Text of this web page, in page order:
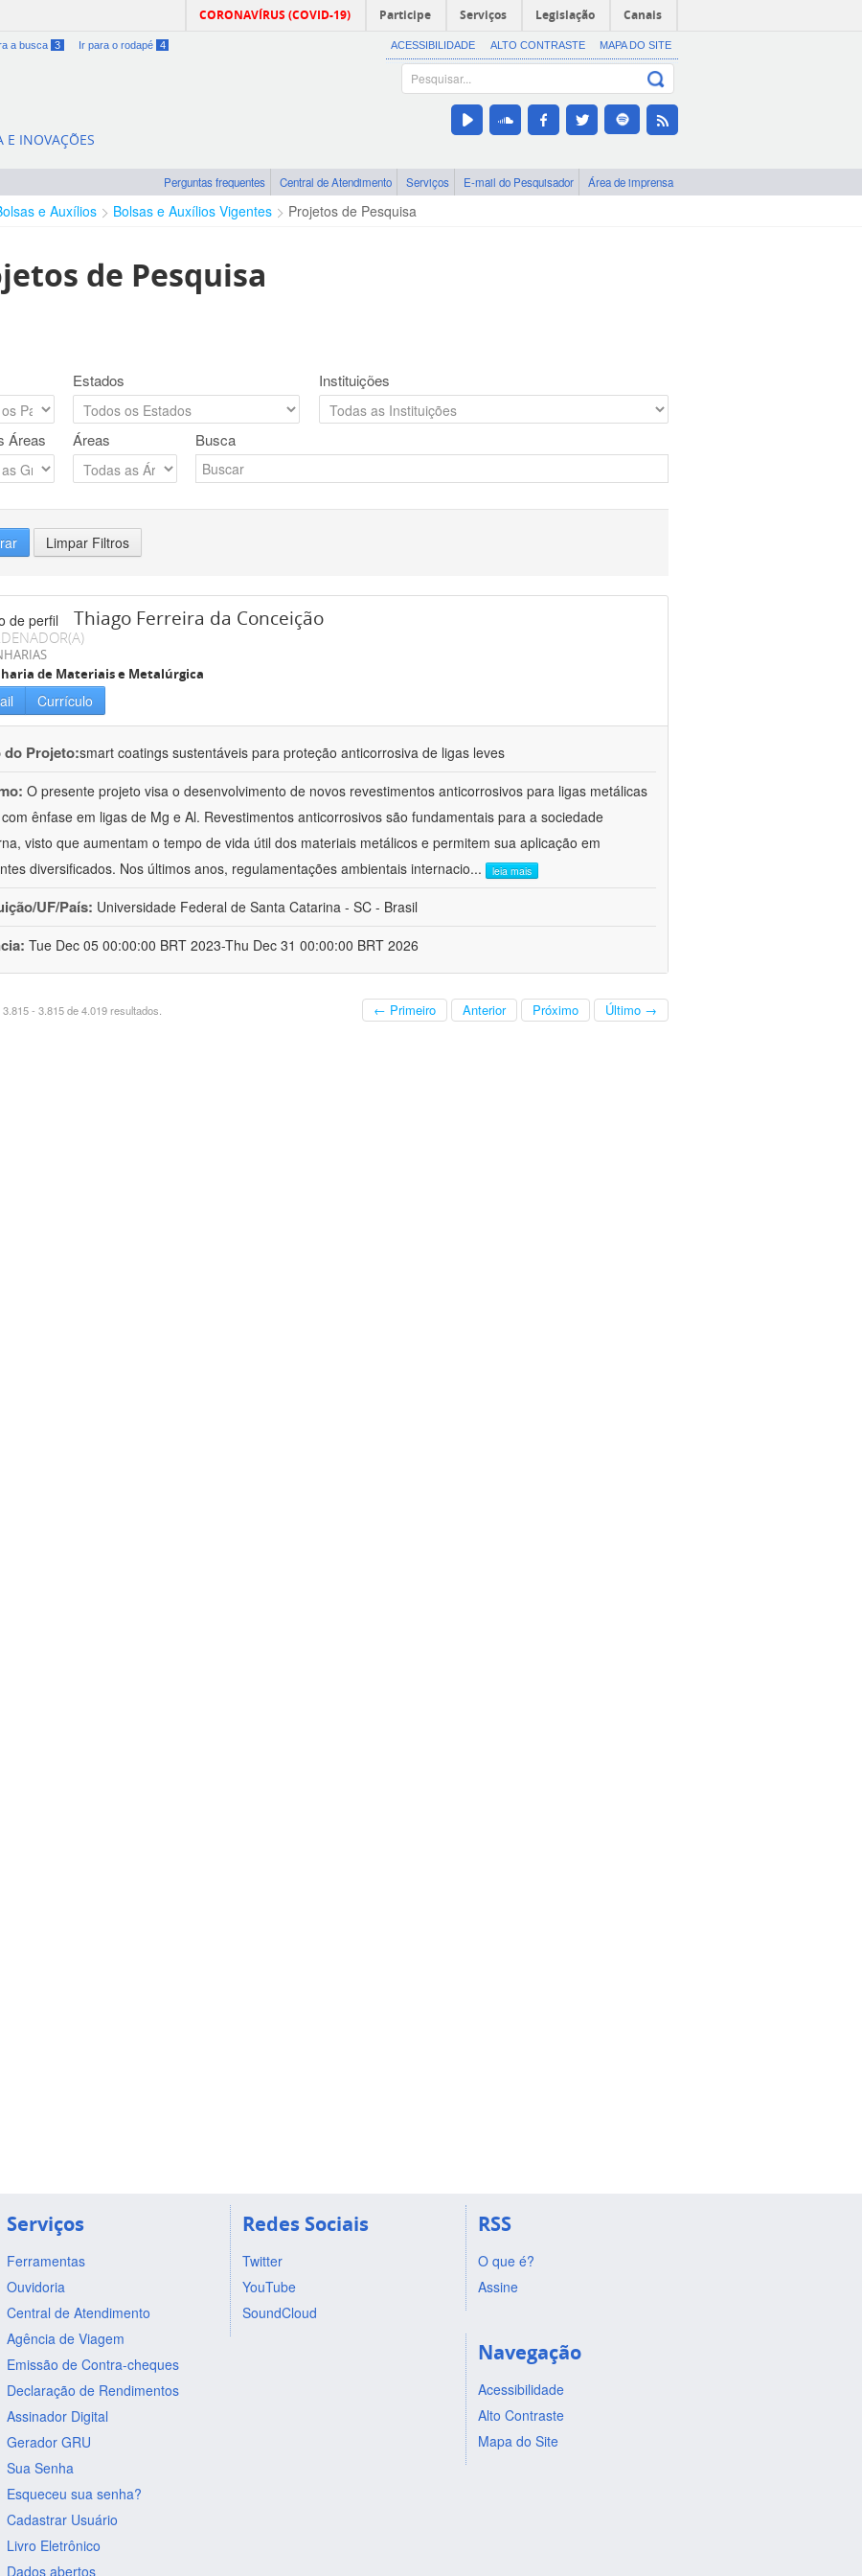
CORONAVÍRUS (COVID-19) Participe Serviços Legislação Canais
a busca 3 Ir para o rodapé 4 ACESSIBILIDADE ALTO CONTRASTE MAPA DO SITE
E INOVAÇÕES
Perguntas frequentes Central de Atendimento Serviços E-mail do Pesquisador Área de imprensa
e Auxílios Bolsas e Auxílios Vigentes Projetos de Pesquisa
de Pesquisa
Estados Instituições
Áreas Áreas Busca
Limpar Filtros
Thiago Ferreira da Conceição
de Materiais e Metalúrgica
Currículo
do Projeto:smart coatings sustentáveis para proteção anticorrosiva de ligas leves
O presente projeto visa o desenvolvimento de novos revestimentos anticorrosivos para ligas metálicas
ênfase em ligas de Mg e Al. Revestimentos anticorrosivos são fundamentais para a sociedade
visto que aumentam o tempo de vida útil dos materiais metálicos e permitem sua aplicação em
diversificados. Nos últimos anos, regulamentações ambientais internacio... leia mais
UF/País: Universidade Federal de Santa Catarina - SC - Brasil
Tue Dec 05 00:00:00 BRT 2023-Thu Dec 31 00:00:00 BRT 2026
- 3.815 de 4.019 resultados. ← Primeiro Anterior Próximo Último →
Serviços
Ferramentas
Ouvidoria
Central de Atendimento
Agência de Viagem
Emissão de Contra-cheques
Declaração de Rendimentos
Assinador Digital
Gerador GRU
Sua Senha
Esqueceu sua senha?
Cadastrar Usuário
Livro Eletrônico
Dados abertos
Redes Sociais
Twitter
YouTube
SoundCloud
RSS
O que é?
Assine
Navegação
Acessibilidade
Alto Contraste
Mapa do Site